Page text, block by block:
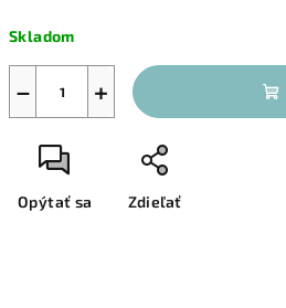
cena:
Skladom
+
−
Opýtať sa Zdieľať